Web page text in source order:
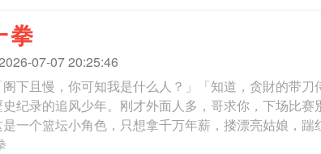
拳
07-07 20:25:46
下且慢，你可知我是什么人？」「知道，贪財的带刀
纪录的追风少年。刚才外面人多，哥求你，下场比赛
坛小角色，只想拿千万年薪，搂漂亮姑娘，踹红